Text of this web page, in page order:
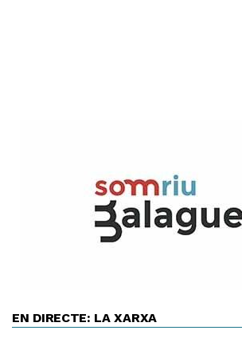
EN DIRECTE: LA XARXA